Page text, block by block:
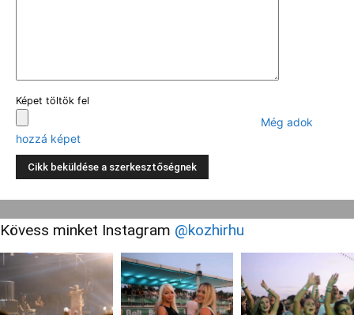
Képet töltök fel
Még adok
hozzá képet
Kövess minket Instagram @kozhirhu